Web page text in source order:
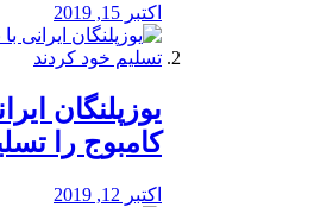
اکتبر 15, 2019
یوزپلنگان
کامبوج را
اکتبر 12, 2019